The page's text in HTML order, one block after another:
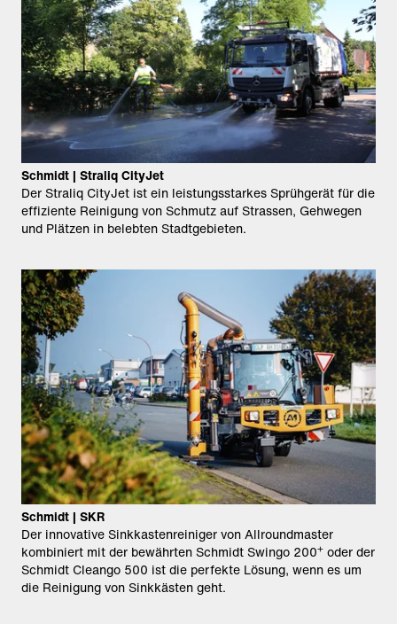
Schmidt | Straliq CityJet
Der Straliq CityJet ist ein leistungsstarkes Sprühgerät für die
effiziente Reinigung von Schmutz auf Strassen, Gehwegen
und Plätzen in belebten Stadtgebieten.
Schmidt | SKR
Der innovative Sinkkastenreiniger von Allroundmaster
kombiniert mit der bewährten Schmidt Swingo 200+ oder der
Schmidt Cleango 500 ist die perfekte Lösung, wenn es um
die Reinigung von Sinkkästen geht.